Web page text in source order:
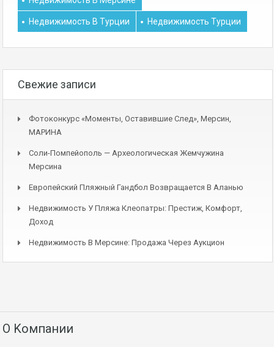
Недвижимость В Турции Недвижимость Турции
Свежие записи
Фотоконкурс «Моменты, Оставившие След», Мерсин,
МАРИНА
Соли-Помпейополь — Археологическая Жемчужина
Мерсина
Европейский Пляжный Гандбол Возвращается В Аланью
Недвижимость У Пляжа Клеопатры: Престиж, Комфорт,
Доход
Недвижимость В Мерсине: Продажа Через Аукцион
О Kомпании